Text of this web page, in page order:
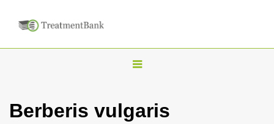
T
g
Berberis vulgaris